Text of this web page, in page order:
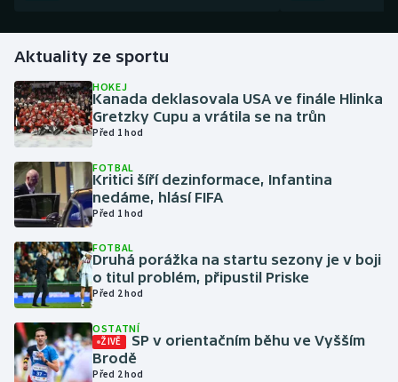
Golf
Gymnastika
Házená
Jezdectví
Judo
Krasobruslení
Lyže a snowboard
Aktuality ze sportu
HOKEJ
Kanada deklasovala USA ve finále Hlinka
Gretzky Cupu a vrátila se na trůn
Před 1 hod
FOTBAL
Kritici šíří dezinformace, Infantina
nedáme, hlásí FIFA
Před 1 hod
FOTBAL
Druhá porážka na startu sezony je v boji
o titul problém, připustil Priske
Před 2 hod
OSTATNÍ
ŽIVĚ
SP v orientačním běhu ve Vyšším
Brodě
Před 2 hod